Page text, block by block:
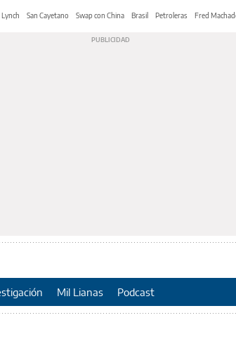
San Cayetano Swap con China Brasil Petroleras Fred
Mil Lianas Podcast